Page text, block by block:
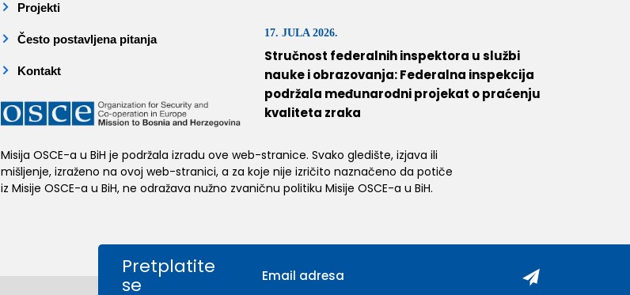
Projekti
Često postavljena pitanja
Kontakt
Misija OSCE-a u BiH je podržala izradu ove web-stranice. Svako gledište, izjava ili
mišljenje, izraženo na ovoj web-stranici, a za koje nije izričito naznačeno da potiče
iz Misije OSCE-a u BiH, ne odražava nužno zvaničnu politiku Misije OSCE-a u BiH.
17. JULA 2026.
Stručnost federalnih inspektora u službi
nauke i obrazovanja: Federalna inspekcija
podržala međunarodni projekat o praćenju
kvaliteta zraka
Pretplatite
se